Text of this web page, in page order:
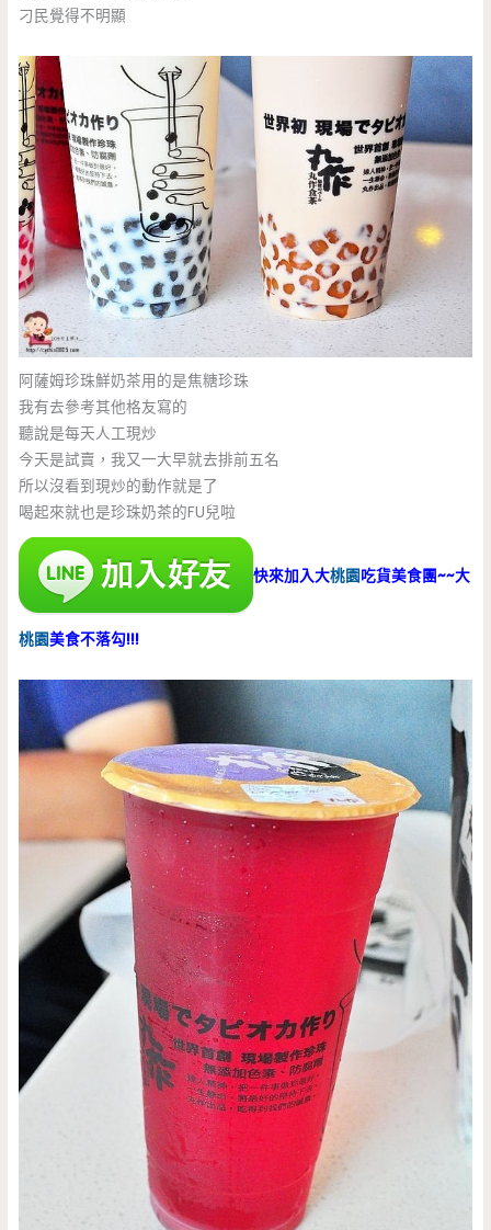
刁民覺得不明顯
阿薩姆珍珠鮮奶茶用的是焦糖珍珠
我有去參考其他格友寫的
聽說是每天人工現炒
今天是試賣，我又一大早就去排前五名
所以沒看到現炒的動作就是了
喝起來就也是珍珠奶茶的FU兒啦
快來加入大桃園吃貨美食團~~大
桃園美食不落勾!!!